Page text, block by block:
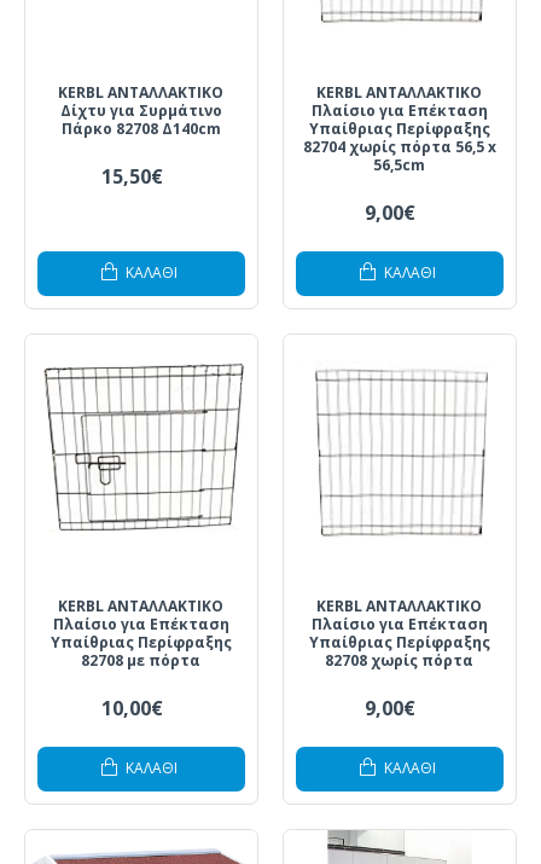
KERBL ΑΝΤΑΛΛΑΚΤΙΚΟ
Δίχτυ για Συρμάτινο
Πάρκο 82708 Δ140cm
15,50€
ΚΑΛΆΘΙ
KERBL ΑΝΤΑΛΛΑΚΤΙΚΟ
Πλαίσιο για Επέκταση
Υπαίθριας Περίφραξης
82704 χωρίς πόρτα 56,5 x
56,5cm
9,00€
ΚΑΛΆΘΙ
KERBL ΑΝΤΑΛΛΑΚΤΙΚΟ
Πλαίσιο για Επέκταση
Υπαίθριας Περίφραξης
82708 με πόρτα
10,00€
ΚΑΛΆΘΙ
KERBL ΑΝΤΑΛΛΑΚΤΙΚΟ
Πλαίσιο για Επέκταση
Υπαίθριας Περίφραξης
82708 χωρίς πόρτα
9,00€
ΚΑΛΆΘΙ